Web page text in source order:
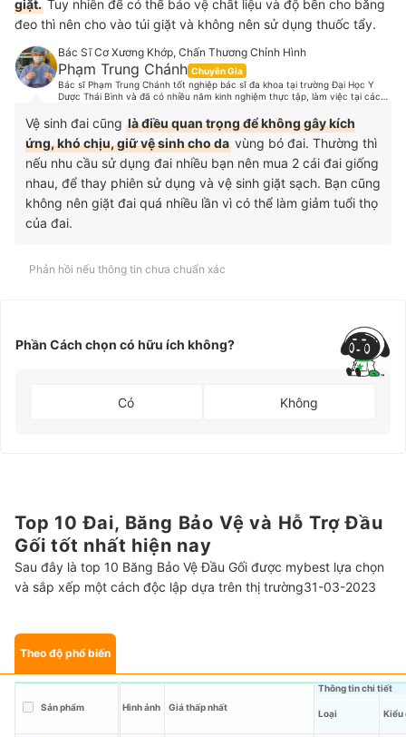
giặt. Tuy nhiên để có thể bảo vệ chất liệu và độ bền cho băng
đeo thì nên cho vào túi giặt và không nên sử dụng thuốc tẩy.
Bác Sĩ Cơ Xương Khớp, Chấn Thương Chỉnh Hình
Phạm Trung Chánh Chuyên Gia
Bác sĩ Phạm Trung Chánh tốt nghiệp bác sĩ đa khoa tại trường Đại Học Y
Dược Thái Bình và đã có nhiều năm kinh nghiệm thực tập, làm việc tại các
khoa Cơ Xương Khớp, hợp tác chuyên môn và hợp tác phẫu thuật các bệnh
lý cơ xương khớp với một số bệnh viện tại Tp.HCM. Là một người thích vận
động thể thao, bác sĩ Chánh cũng có những nghiên cứu sâu về dinh dưỡng,
chế độ luyện tập, các chấn thương trong thể thao và đã từng điều trị cho
rất nhiều cầu thủ từ các đội tuyển bóng đá, vận động viên các môn Muay
Thái, cầu lông, boxing v.v.
Vệ sinh đai cũng là điều quan trọng để không gây kích
ứng, khó chịu, giữ vệ sinh cho da vùng bó đai. Thường thì
nếu nhu cầu sử dụng đai nhiều bạn nên mua 2 cái đai giống
nhau, để thay phiên sử dụng và vệ sinh giặt sạch. Bạn cũng
không nên giặt đai quá nhiều lần vì có thể làm giảm tuổi thọ
của đai.
Phản hồi nếu thông tin chưa chuẩn xác
Phần Cách chọn có hữu ích không?
Có Không
Top 10 Đai, Băng Bảo Vệ và Hỗ Trợ Đầu
Gối tốt nhất hiện nay
Sau đây là top 10 Băng Bảo Vệ Đầu Gối được mybest lựa chọn
và sắp xếp một cách độc lập dựa trên thị trường31-03-2023
Theo độ phổ biến
Sản phẩm Hình ảnh Giá thấp nhất
Thông tin chi tiết
Loại Kiểu